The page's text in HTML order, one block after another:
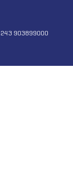
903899000